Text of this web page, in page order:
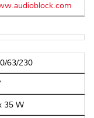
63/230
35 W